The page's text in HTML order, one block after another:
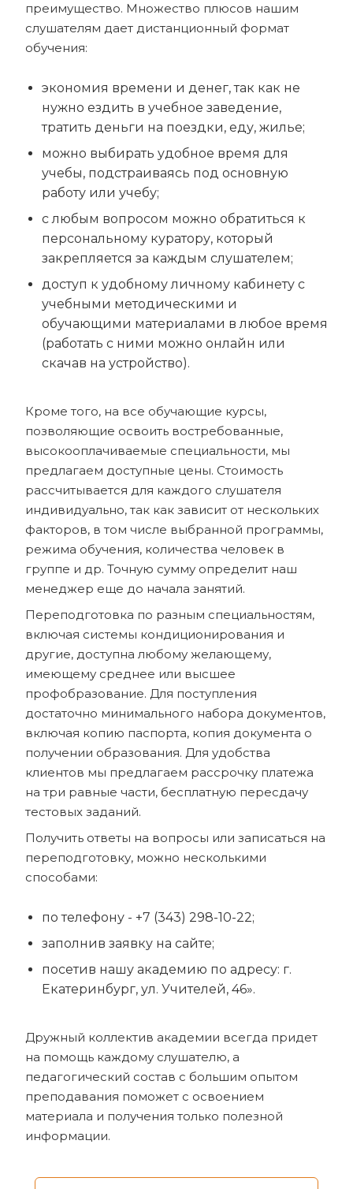
преимущество. Множество плюсов нашим
слушателям дает дистанционный формат
обучения:
экономия времени и денег, так как не
нужно ездить в учебное заведение,
тратить деньги на поездки, еду, жилье;
можно выбирать удобное время для
учебы, подстраиваясь под основную
работу или учебу;
с любым вопросом можно обратиться к
персональному куратору, который
закрепляется за каждым слушателем;
доступ к удобному личному кабинету с
учебными методическими и
обучающими материалами в любое время
(работать с ними можно онлайн или
скачав на устройство).
Кроме того, на все обучающие курсы,
позволяющие освоить востребованные,
высокооплачиваемые специальности, мы
предлагаем доступные цены. Стоимость
рассчитывается для каждого слушателя
индивидуально, так как зависит от нескольких
факторов, в том числе выбранной программы,
режима обучения, количества человек в
группе и др. Точную сумму определит наш
менеджер еще до начала занятий.
Переподготовка по разным специальностям,
включая системы кондиционирования и
другие, доступна любому желающему,
имеющему среднее или высшее
профобразование. Для поступления
достаточно минимального набора документов,
включая копию паспорта, копия документа о
получении образования. Для удобства
клиентов мы предлагаем рассрочку платежа
на три равные части, бесплатную пересдачу
тестовых заданий.
Получить ответы на вопросы или записаться на
переподготовку, можно несколькими
способами:
по телефону - +7 (343) 298-10-22;
заполнив заявку на сайте;
посетив нашу академию по адресу: г.
Екатеринбург, ул. Учителей, 46».
Дружный коллектив академии всегда придет
на помощь каждому слушателю, а
педагогический состав с большим опытом
преподавания поможет с освоением
материала и получения только полезной
информации.